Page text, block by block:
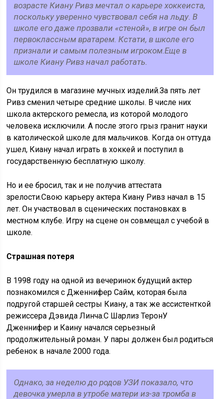
возрасте Киану Ривз мечтал о карьере хоккеиста,
поскольку уверенно чувствовал себя на льду. В
школе его даже прозвали «стеной», в игре он был
первоклассным вратарем. Кстати, в школе его
признали и самым полезным игроком.Еще в
школе Киану Ривз начал работать.
Он трудился в магазине мучных изделий.За пять лет
Ривз сменил четыре средние школы. В числе них
школа актерского ремесла, из которой молодого
человека исключили. А после этого грыз гранит науки
в католической школе для мальчиков. Когда он оттуда
ушел, Киану начал играть в хоккей и поступил в
государственную бесплатную школу.
Но и ее бросил, так и не получив аттестата
зрелости.Свою карьеру актера Киану Ривз начал в 15
лет. Он участвовал в сценических постановках в
местном клубе. Игру на сцене он совмещал с учебой в
школе.
Страшная потеря
В 1998 году на одной из вечеринок будущий актер
познакомился с Дженнифер Сайм, которая была
подругой старшей сестры Киану, а так же ассистенткой
режиссера Дэвида Линча.С Шарлиз ТеронУ
Дженнифер и Каину начался серьезный
продолжительный роман. У пары должен был родиться
ребенок в начале 2000 года.
Однако, за неделю до родов УЗИ показало, что
девочка умерла в утробе матери из-за тромба в